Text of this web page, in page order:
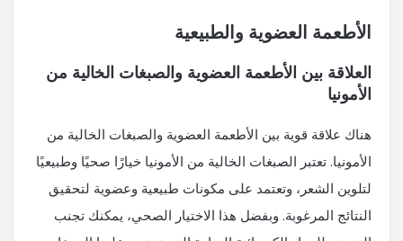
الأطعمة العضوية والطبيعية
العلاقة بين الأطعمة العضوية والصبغات الخالية من
الأمونيا
هناك علاقة قوية بين الأطعمة العضوية والصبغات الخالية من
الأمونيا. تعتبر الصبغات الخالية من الأمونيا خيارًا صحيًا وطبيعيًا
لتلوين الشعر، وتعتمد على مكونات طبيعية وعضوية لتحقيق
النتائج المرغوبة. وبفضل هذا الاختيار الصحي، يمكنك تجنب